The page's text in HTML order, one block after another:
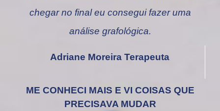
chegar no final eu consegui fazer uma
análise grafológica.
Adriane Moreira Terapeuta
ME CONHECI MAIS E VI COISAS QUE
PRECISAVA MUDAR